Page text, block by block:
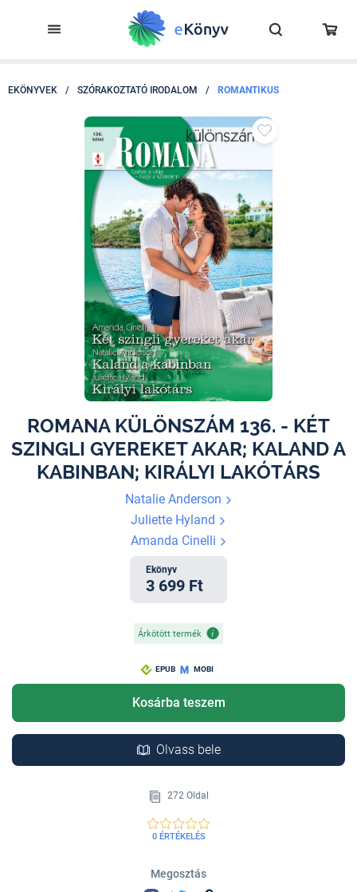
EKÖNYVEK / SZÓRAKOZTATÓ IRODALOM / ROMANTIKUS
ROMANA KÜLÖNSZÁM 136. - KÉT
SZINGLI GYEREKET AKAR; KALAND A
KABINBAN; KIRÁLYI LAKÓTÁRS
Natalie Anderson
Juliette Hyland
Amanda Cinelli
Ekönyv
3 699 Ft
Árkötött termék
EPUB MOBI
Kosárba teszem
Olvass bele
272 Oldal
0 ÉRTÉKELÉS
Megosztás